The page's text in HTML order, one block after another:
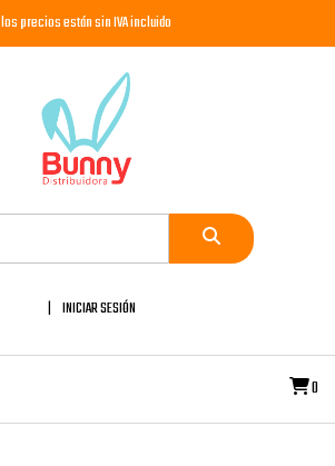
los precios están sin IVA incluido
INICIAR SESIÓN
0